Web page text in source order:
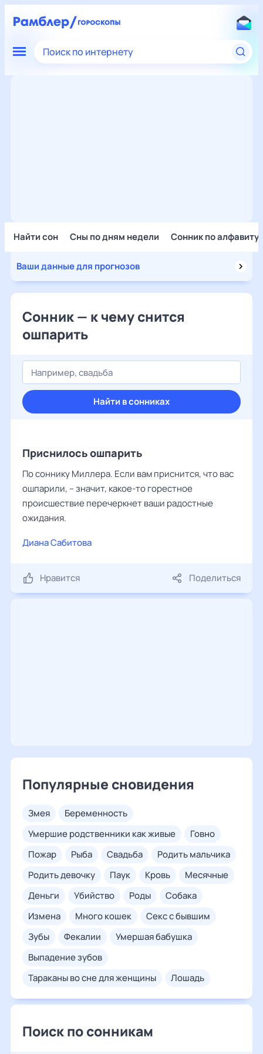
Поиск по интернету
Найти сон Сны по дням недели Сонник по алфавиту
Ваши данные для прогнозов
Сонник — к чему снится
ошпарить
Найти в сонниках
Приснилось ошпарить
По соннику Миллера. Если вам приснится, что вас
ошпарили, – значит, какое-то горестное
происшествие перечеркнет ваши радостные
ожидания.
Диана Сабитова
Нравится Поделиться
Популярные сновидения
змея
беременность
умершие родственники как живые
говно
пожар
рыба свадьба
родить мальчика
родить девочку
паук кровь
месячные
деньги
убийство роды
собака
измена
много кошек
секс с бывшим
зубы
фекалии
умершая бабушка
выпадение зубов
тараканы во сне для женщины
лошадь
Поиск по сонникам